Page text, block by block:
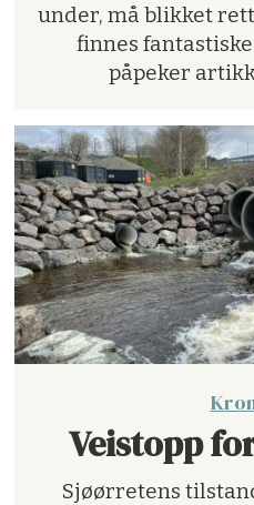
under, må blikket
finnes
påpeker
Veistopp
Sjøørretens